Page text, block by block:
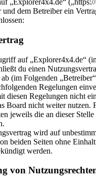
„Explorer4x4.de“
dem Betreiber ein
auf „Explorer4x4.de“
du einen
(im Folgenden
Regelungen
diesen Regelungen nicht
Board nicht weiter nutzen.
jeweils die an dieser
wird auf
beiden Seiten ohne
werden.
von